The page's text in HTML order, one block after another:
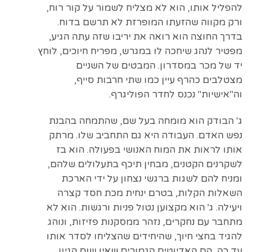
להפליל אותו, הוא לא מצליח לשמור על קור רוח,
ורק מקווה שהזעתו המופרזת לא תרשם בדוח.
בדרך החוצה הוא רואה את יריבו שזה עתה הגיע,
מפטיר לנהג שיחכה לו במגרש, מפריח חיוכים, לוחץ
יד של מכר במסדרון. המבטים של השניים
מצטלבים כהרף עיין כמו שתי חרבות סייף,
וה"אישיות" נכנס לחדר הפוליגרף.
ג' הבודק הוא מומחה בעל שם, שהתמחה בהבנת
נפש האדם. העבודה היא גם התחביב שלו. מרתק
אותו לראות את המוח האנושי בפעולה. הוא בז
לשקרנים הקטנים, מבחין תיכף בתעלולים שלהם,
ומניח להם לשגות ברגשי נצחון על ידי הארכת
השאלות הקלות, בטרם ינחית מכת חסד קצרה
ויעילה. ג' הוא מקצוען נטול פניות ורגשות. הוא לא
מתחבר עם נחקרים, נזהר ממסקנות פזיזות, ונוהג
להגיד בחצי חיוך, שהיחידים שהצליחו לסדר אותו